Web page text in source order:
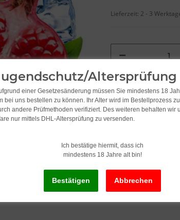
Lieferzeit: 2 - 3
Altersprüfung
einer Gesetzesänderung müssen Sie mindestens 18
bei uns bestellen zu können. Ihr Alter wird im Bestellprozess
andere Prüfmethoden verifiziert. Des weiteren behalten wir
nur mittels DHL-Altersprüfung zu versenden.
Ich bestätige hiermit, dass ich
mindestens 18 Jahre alt bin!